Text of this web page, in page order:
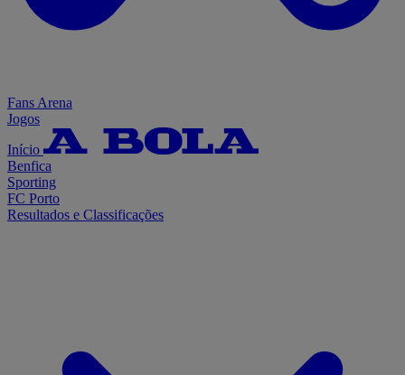
Fans Arena
Jogos
Início
Benfica
Sporting
FC Porto
Resultados e Classificações